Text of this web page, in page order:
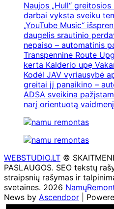
Naujos „Hull“
darbai vyksta sveiku
„YouTube Music“
daugelis srautinio
nepaiso – automatinis
Transpennine Route
kerta Kalderio upę
Kodėl JAV vyriausybė
greitai jį panaikino –
ADSA sveikina
narį orientuotą vaidmenį
WEBSTUDIO.LT ©
PASLAUGOS. SEO tekstų
straipsnių rašymas ir
svetaines. 2026
News by Ascendoor |